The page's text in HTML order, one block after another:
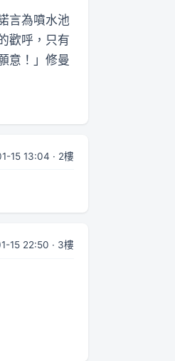
言為噴水池
歡呼，只有
意！」修曼
15 13:04 · 2樓
15 22:50 · 3樓